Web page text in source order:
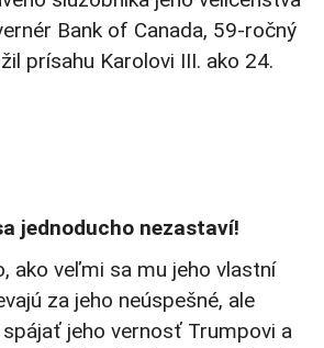
Bank of Canada, 59-ročný
prísahu Karolovi III. ako 24.
jednoducho nezastaví!
ako veľmi sa mu jeho vlastní
za jeho neúspešné, ale
jeho vernosť Trumpovi a